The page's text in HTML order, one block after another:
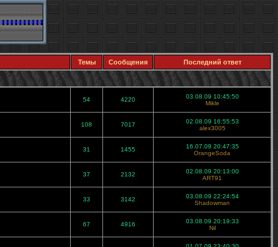
Темы Сообщения Последний ответ
54 4220
03.08.09 10:45:50
Mikle
108 7017
02.08.09 16:55:53
alex3005
31 1455
16.07.09 20:47:35
OrangeSoda
37 2132
02.08.09 20:13:00
ART91
33 3142
03.08.09 22:24:54
Shadowman
67 4916
03.08.09 20:19:33
Nil